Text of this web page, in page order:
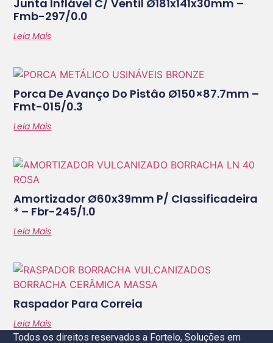
Junta Inflável C/ Ventil Ø181x141x30mm –
Fmb-297/0.0
Leia Mais
Porca De Avanço Do Pistâo Ø150×87.7mm –
Fmt-015/0.3
Leia Mais
Amortizador Ø60x39mm P/ Classificadeira
* – Fbr-245/1.0
Leia Mais
Raspador Para Correia
Leia Mais
Todos os direitos reservados a Fortelo, Soluções em